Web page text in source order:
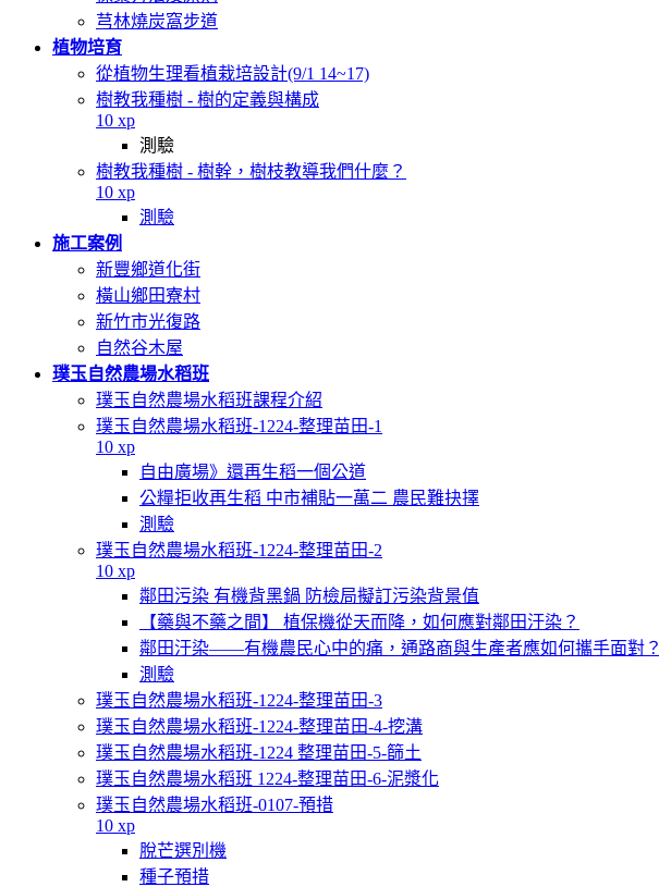
芎林燒炭窩步道
植物培育
從植物生理看植栽培設計(9/1 14~17)
樹教我種樹 - 樹的定義與構成
10 xp
測驗
樹教我種樹 - 樹幹，樹枝教導我們什麼？
10 xp
測驗
施工案例
新豐鄉道化街
橫山鄉田寮村
新竹市光復路
自然谷木屋
璞玉自然農場水稻班
璞玉自然農場水稻班課程介紹
璞玉自然農場水稻班-1224-整理苗田-1
10 xp
自由廣場》還再生稻一個公道
公糧拒收再生稻 中市補貼一萬二 農民難抉擇
測驗
璞玉自然農場水稻班-1224-整理苗田-2
10 xp
鄰田污染 有機背黑鍋 防檢局擬訂污染背景值
【藥與不藥之間】 植保機從天而降，如何應對鄰田汙染？
鄰田汙染——有機農民心中的痛，通路商與生產者應如何攜手面對？
測驗
璞玉自然農場水稻班-1224-整理苗田-3
璞玉自然農場水稻班-1224-整理苗田-4-挖溝
璞玉自然農場水稻班-1224 整理苗田-5-篩土
璞玉自然農場水稻班 1224-整理苗田-6-泥漿化
璞玉自然農場水稻班-0107-預措
10 xp
脫芒選別機
種子預措